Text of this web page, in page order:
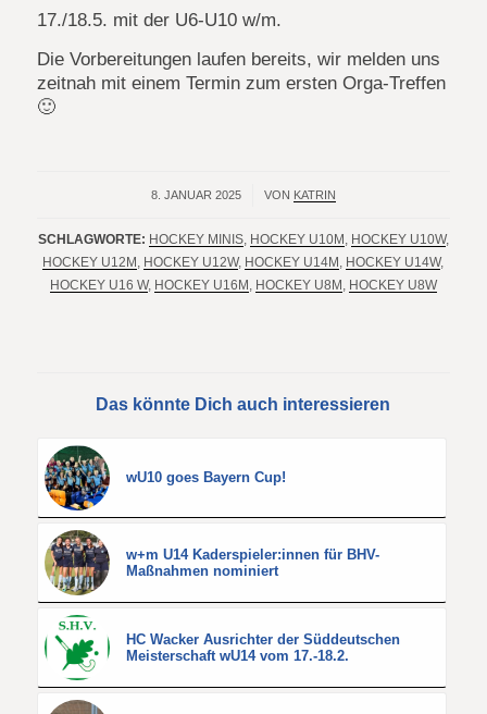
17./18.5. mit der U6-U10 w/m.
Die Vorbereitungen laufen bereits, wir melden uns
zeitnah mit einem Termin zum ersten Orga-Treffen
🙂
8. JANUAR 2025
/ VON KATRIN
SCHLAGWORTE: HOCKEY MINIS, HOCKEY U10M HOCKEY U10W,
HOCKEY U12M
HOCKEY U12W, HOCKEY U14M HOCKEY U14W,
HOCKEY U16 W, HOCKEY U16M HOCKEY U8M HOCKEY U8W
Das könnte Dich auch interessieren
wU10 goes Bayern Cup!
w+m U14 Kaderspieler:innen für BHV-
Maßnahmen nominiert
HC Wacker Ausrichter der Süddeutschen
Meisterschaft wU14 vom 17.-18.2.